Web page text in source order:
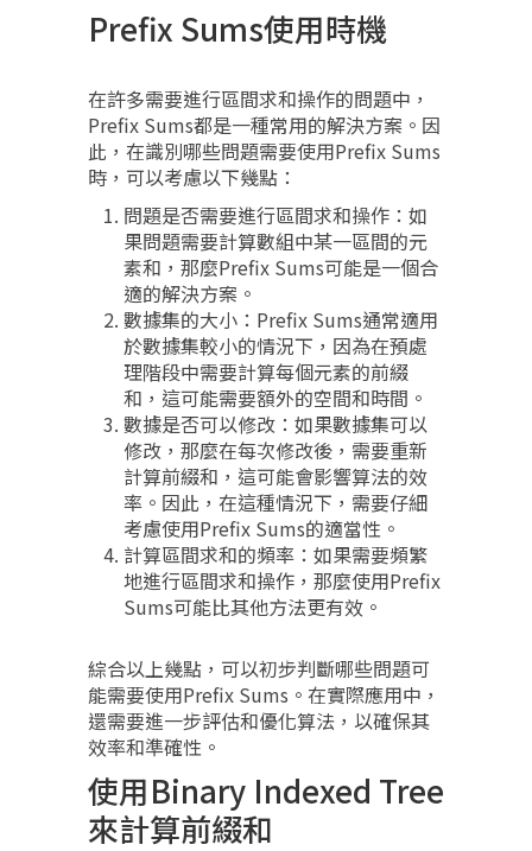
Prefix Sums使用時機
在許多需要進行區間求和操作的問題中，
Prefix Sums都是一種常用的解決方案。因
此，在識別哪些問題需要使用Prefix Sums
時，可以考慮以下幾點：
問題是否需要進行區間求和操作：如
果問題需要計算數組中某一區間的元
素和，那麼Prefix Sums可能是一個合
適的解決方案。
數據集的大小：Prefix Sums通常適用
於數據集較小的情況下，因為在預處
理階段中需要計算每個元素的前綴
和，這可能需要額外的空間和時間。
數據是否可以修改：如果數據集可以
修改，那麼在每次修改後，需要重新
計算前綴和，這可能會影響算法的效
率。因此，在這種情況下，需要仔細
考慮使用Prefix Sums的適當性。
計算區間求和的頻率：如果需要頻繁
地進行區間求和操作，那麼使用Prefix
Sums可能比其他方法更有效。
綜合以上幾點，可以初步判斷哪些問題可
能需要使用Prefix Sums。在實際應用中，
還需要進一步評估和優化算法，以確保其
效率和準確性。
使用Binary Indexed Tree
來計算前綴和